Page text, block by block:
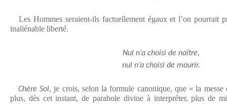
Les Hommes seraient-ils factuellement égaux et l’on pourrait
inaliénable liberté.
Nul n’a choisi de naître,
nul n’a choisi de mourir.
Chère Sol, je crois, selon la formule canonique, que « la messe
plus, dès cet instant, de parabole divine à interpréter, plus de